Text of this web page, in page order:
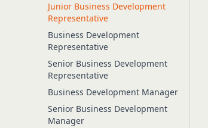
Junior Business Development
Representative
Business Development
Representative
Senior Business Development
Representative
Business Development Manager
Senior Business Development
Manager